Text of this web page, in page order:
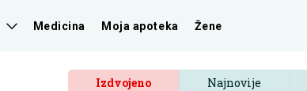
Medicina Moja apoteka Žene
Izdvojeno Najnovije